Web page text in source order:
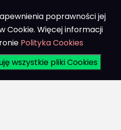
poprawności jej
Cookie. Więcej informacji
Polityka Cookies
wszystkie pliki Cookies